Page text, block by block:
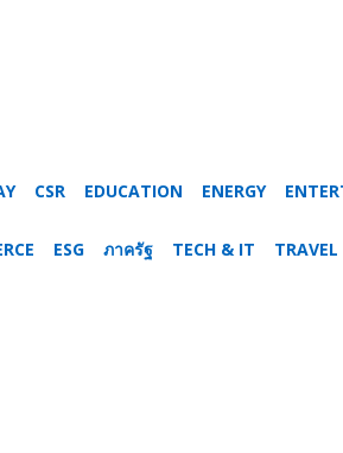
CSR EDUCATION ENERGY
ESG ภาครัฐ TECH & IT TRAVEL